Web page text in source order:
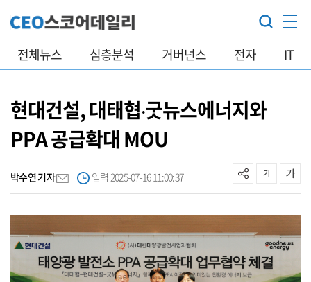
전체뉴스 심층분석 거버넌스 전자 IT
현대건설, 대태협‧굿뉴스에너지와
PPA 공급확대 MOU
박수연 기자 입력 2025-07-16 11:00:37